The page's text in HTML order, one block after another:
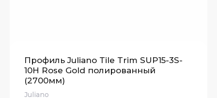
Профиль Juliano Tile Trim SUP15-3S-
10H Rose Gold полированный
(2700мм)
Juliano